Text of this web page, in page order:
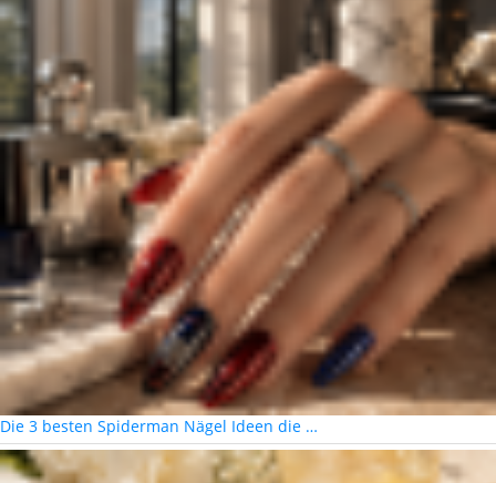
Die 3 besten Spiderman Nägel Ideen die …